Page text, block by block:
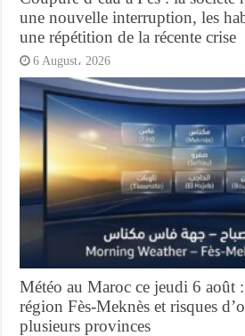
une nouvelle interruption, les
une répétition de la récente crise
6 August، 2026
Météo au Maroc ce jeudi 6 août
région Fès-Meknès et risques
plusieurs provinces